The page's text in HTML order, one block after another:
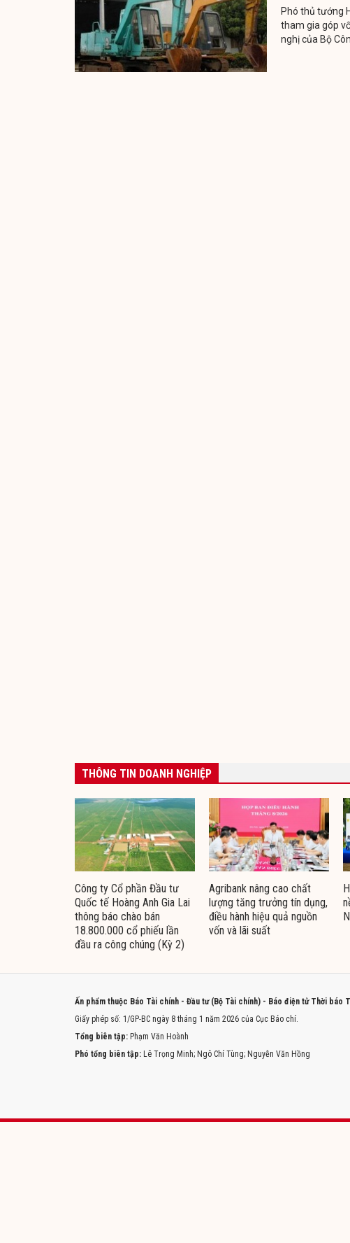
Phó thủ tướng
tham gia góp
nghị của Bộ
THÔNG TIN DOANH NGHIỆP
Công ty Cổ phần Đầu tư
Quốc tế Hoàng Anh Gia Lai
thông báo chào bán
18.800.000 cổ phiếu lần
đầu ra công chúng (Kỳ 2)
Agribank nâng cao chất
lượng tăng trưởng tín dụng,
điều hành hiệu quả nguồn
vốn và lãi suất
Ấn phẩm thuộc Báo Tài chính - Đầu tư (Bộ Tài chính) - Báo điện tử Thời báo
Giấy phép số: 1/GP-BC ngày 8 tháng 1 năm 2026 của Cục Báo chí.
Tổng biên tập: Phạm Văn Hoành
Phó tổng biên tập: Lê Trọng Minh; Ngô Chí Tùng; Nguyễn Văn Hồng